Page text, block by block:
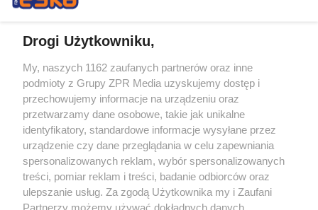
Żaden utwór zamieszczony w serwisie nie może być powielany i
rozpowszechniany lub dalej rozpowszechniany w jakikolwiek sposób (w
tym także elektroniczny lub mechaniczny) na jakimkolwiek polu
eksploatacji w jakiejkolwiek formie, włącznie z umieszczaniem w
Internecie bez pisemnej zgody właściciela praw. Jakiekolwiek użycie lub
wykorzystanie utworów w całości lub w części z naruszeniem prawa,
tzn. bez właściwej zgody, jest zabronione pod groźbą kary i może być
ścigane prawnie.
Drogi Użytkowniku,
My, naszych 1162 zaufanych partnerów oraz inne
podmioty z Grupy ZPR Media uzyskujemy dostęp i
przechowujemy informacje na urządzeniu oraz
przetwarzamy dane osobowe, takie jak unikalne
identyfikatory, standardowe informacje wysyłane przez
urządzenie czy dane przeglądania w celu zapewniania
spersonalizowanych reklam, wybór spersonalizowanych
treści, pomiar reklam i treści, badanie odbiorców oraz
ulepszanie usług. Za zgodą Użytkownika my i Zaufani
Partnerzy możemy używać dokładnych danych